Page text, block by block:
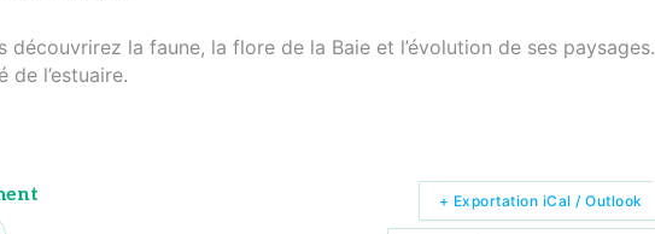
découvrirez la faune, la flore de la Baie et l’évolution de ses paysages.
de l’estuaire.
+ Exportation iCal / Outlook